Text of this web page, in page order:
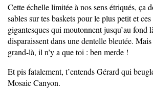
Cette échelle limitée à nos sens étriqués, ça
sables sur tes baskets pour le plus petit et
gigantesques qui moutonnent jusqu’au fond
disparaissent dans une dentelle bleutée.
grand-là, il n’y a que toi : ben merde !
Et pis fatalement, t’entends Gérard qui
Mosaic Canyon.